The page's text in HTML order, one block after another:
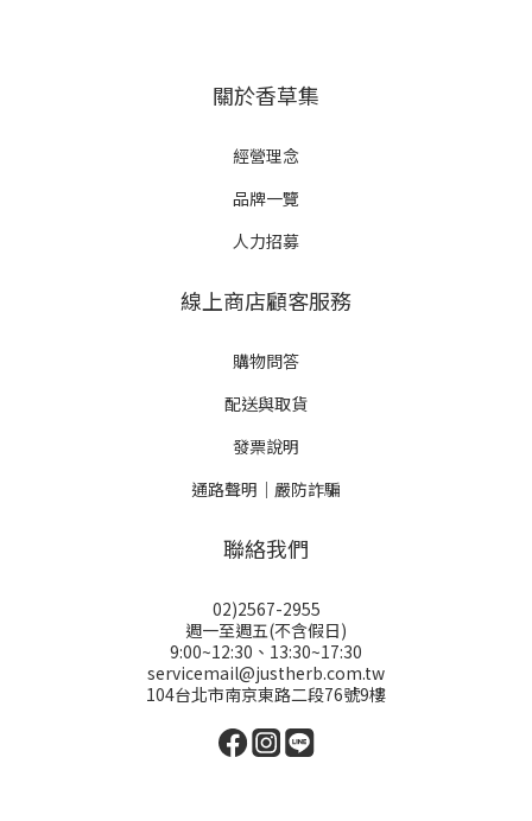
關於香草集
經營理念
品牌一覽
人力招募
線上商店顧客服務
購物問答
配送與取貨
發票說明
通路聲明｜嚴防詐騙
聯絡我們
02)2567-2955
週一至週五(不含假日)
9:00~12:30、13:30~17:30
servicemail@justherb.com.tw
104台北市南京東路二段76號9樓